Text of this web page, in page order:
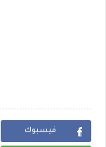
فيسبوك